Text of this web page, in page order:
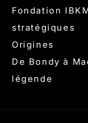
Fondation
stratégiques
Origines
De Bondy à
légende